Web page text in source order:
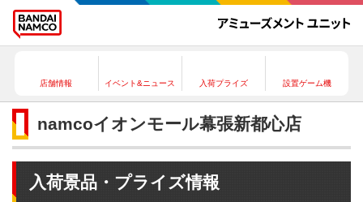
店舗情報 イベント&ニュース 入荷プライズ 設置ゲーム機
namcoイオンモール幕張新都心店
入荷景品・プライズ情報